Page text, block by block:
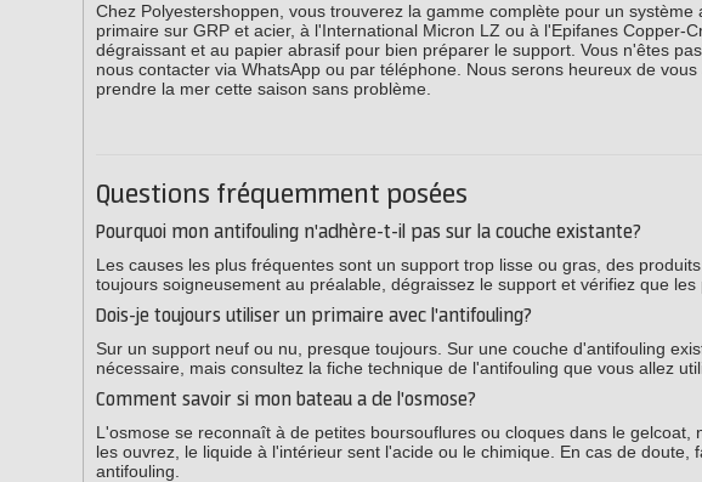
Chez Polyestershoppen, vous trouverez la gamme complète pour un
primaire sur GRP et acier, à l'International Micron LZ ou à l'Epifanes Copper-
dégraissant et au papier abrasif pour bien préparer le support. Vous n'êtes
nous contacter via WhatsApp ou par téléphone. Nous serons heureux de
prendre la mer cette saison sans problème.
Questions fréquemment posées
Pourquoi mon antifouling n'adhère-t-il pas sur la couche existante?
Les causes les plus fréquentes sont un support trop lisse ou gras, des
toujours soigneusement au préalable, dégraissez le support et vérifiez que
Dois-je toujours utiliser un primaire avec l'antifouling?
Sur un support neuf ou nu, presque toujours. Sur une couche d'antifouling
nécessaire, mais consultez la fiche technique de l'antifouling que vous allez
Comment savoir si mon bateau a de l'osmose?
L'osmose se reconnaît à de petites boursouflures ou cloques dans le
les ouvrez, le liquide à l'intérieur sent l'acide ou le chimique. En cas de
antifouling.